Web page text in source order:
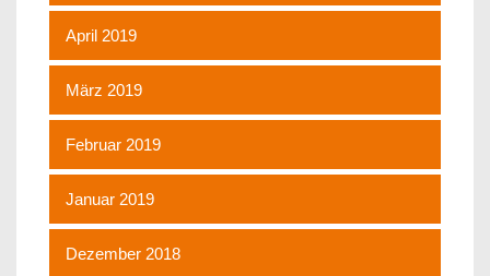
April 2019
März 2019
Februar 2019
Januar 2019
Dezember 2018